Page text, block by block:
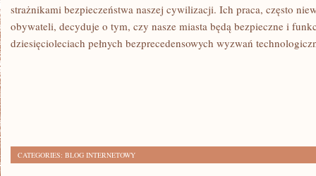
strażnikami bezpieczeństwa naszej cywilizacji. Ich praca, często
obywateli, decyduje o tym, czy nasze miasta będą bezpieczne i
dziesięcioleciach pełnych bezprecedensowych wyzwań
CATEGORIES: BLOG INTERNETOWY